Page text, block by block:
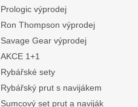
Prologic výprodej
Ron Thompson výprodej
Savage Gear výprodej
AKCE 1+1
Rybářské sety
Rybářský prut s navijákem
Sumcový set prut a naviják